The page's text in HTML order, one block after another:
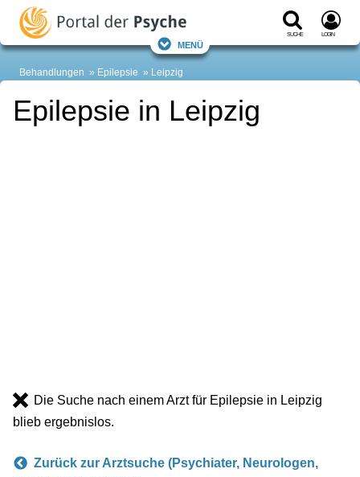
Suche Login
Menü
Behandlungen Epilepsie Leipzig
Epilepsie in Leipzig
Die Suche nach einem Arzt für Epilepsie in Leipzig
blieb ergebnislos.
Zurück zur Arztsuche (Psychiater, Neurologen,